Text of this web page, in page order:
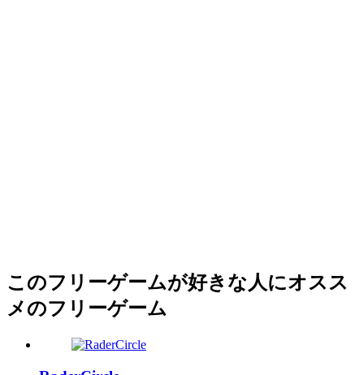
このフリーゲームが好きな人にオスス
メのフリーゲーム